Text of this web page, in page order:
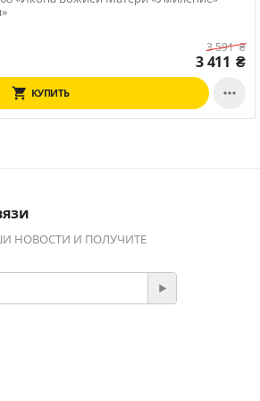
3 591₴
3 411 ₴
КУПИТЬ 
НОВОСТИ И ПОЛУЧИТЕ